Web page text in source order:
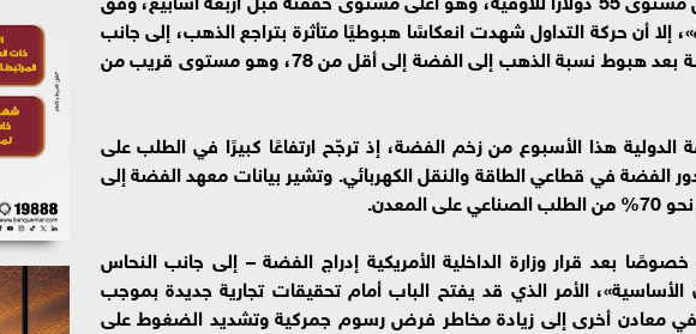
أن حركة التداول شهدت انعكاسًا هبوطيًا متأثرة بتراجع الذهب، إلى جانب
كون الارتفاع السابق يبدو مبالغًا فيه، خاصة بعد هبوط نسبة الذهب إلى الفضة إلى أقل من 78، وهو مستوى قريب من
الدولية هذا الأسبوع من زخم الفضة، إذ ترجّح ارتفاعًا كبيرًا في الطلب على
الفضة في قطاعي الطاقة والنقل الكهربائي. وتشير بيانات معهد الفضة إلى
بعد قرار وزارة الداخلية الأمريكية إدراج الفضة – إلى جانب النحاس
الأمر الذي قد يفتح الباب أمام تحقيقات تجارية جديدة بموجب
أدت في معادن أخرى إلى زيادة مخاطر فرض رسوم جمركية وتشديد الضغوط على